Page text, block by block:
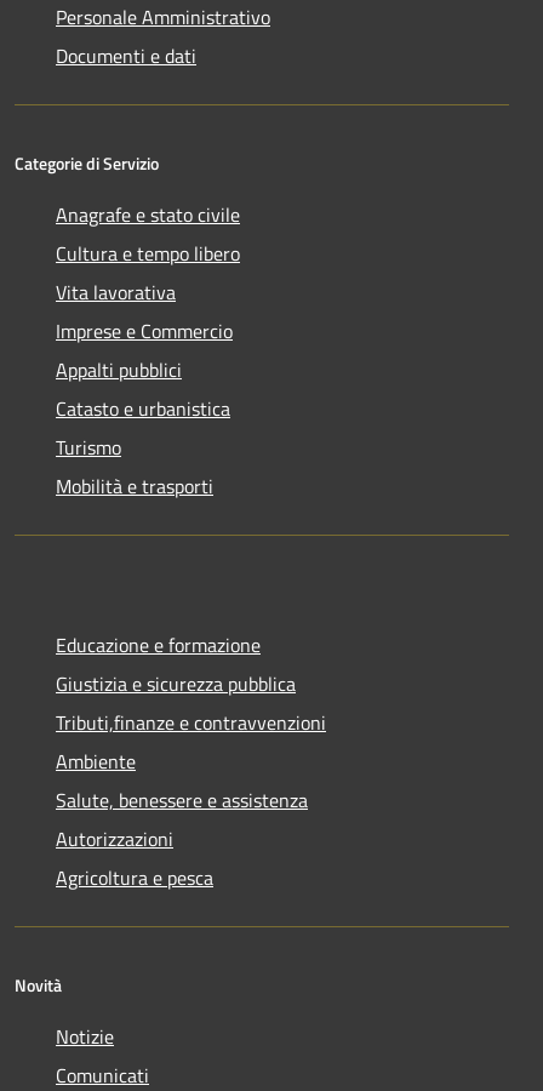
Personale Amministrativo
Documenti e dati
Categorie di Servizio
Anagrafe e stato civile
Cultura e tempo libero
Vita lavorativa
Imprese e Commercio
Appalti pubblici
Catasto e urbanistica
Turismo
Mobilità e trasporti
Educazione e formazione
Giustizia e sicurezza pubblica
Tributi,finanze e contravvenzioni
Ambiente
Salute, benessere e assistenza
Autorizzazioni
Agricoltura e pesca
Novità
Notizie
Comunicati